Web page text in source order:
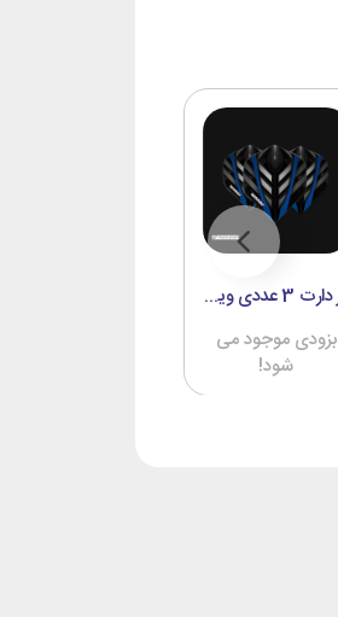
پر دارت 3 عددی وین مااو مگا استاندارد winmau اصل
بزودی موجود می
شود!